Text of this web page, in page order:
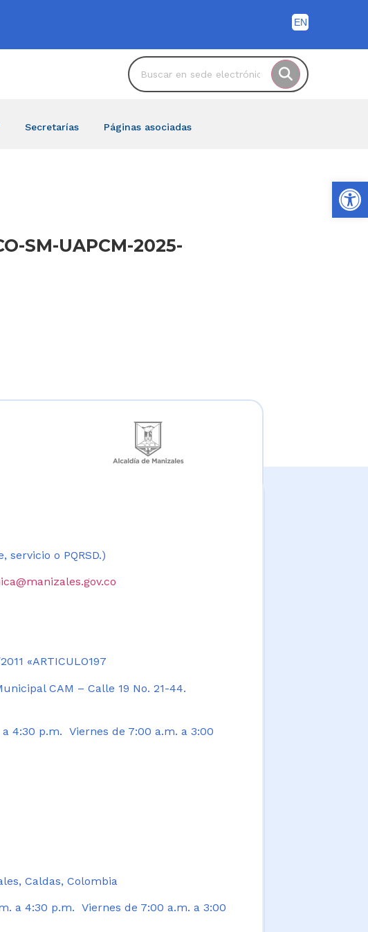
Secretarías Páginas asociadas
SM-UAPCM-2025-
o PQRSD.)
«ARTICULO197
CAM – Calle 19 No. 21-44.
4:30 p.m. Viernes de 7:00 a.m. a 3:00
Caldas, Colombia
a 4:30 p.m. Viernes de 7:00 a.m. a 3:00